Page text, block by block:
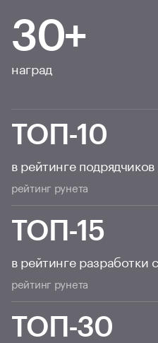
30+
наград
рейтинг рунета
ТОП-10
в рейтинге
рейтинг рунета
ТОП-15
в рейтинге разработки
ТОП-30